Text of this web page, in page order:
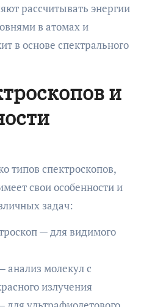
рассчитывать энергии
в атомах и
в основе спектрального
и
типов спектроскопов,
свои особенности и
задач:
— для видимого
анализ молекул с
излучения